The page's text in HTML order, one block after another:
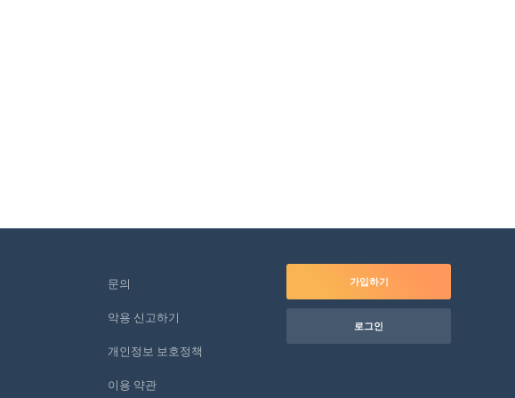
문의
악용 신고하기
개인정보 보호정책
이용 약관
가입하기
로그인